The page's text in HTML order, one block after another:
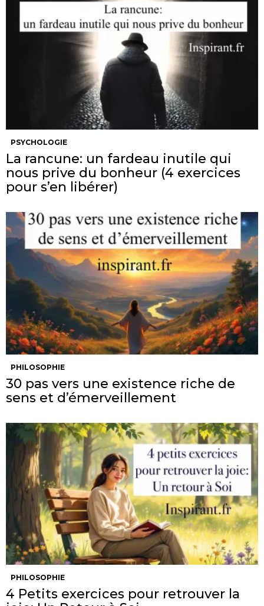
PSYCHOLOGIE
La rancune: un fardeau inutile qui
nous prive du bonheur (4 exercices
pour s’en libérer)
PHILOSOPHIE
30 pas vers une existence riche de
sens et d’émerveillement
PHILOSOPHIE
4 Petits exercices pour retrouver la